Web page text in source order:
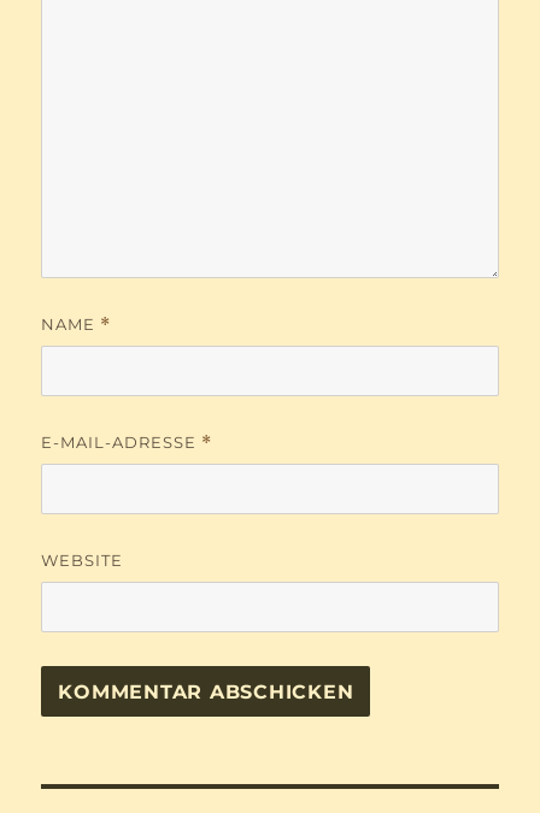
NAME *
E-MAIL-ADRESSE *
WEBSITE